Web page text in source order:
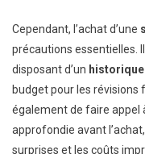
Cependant, l’achat d’une
précautions essentielles.
disposant d’un
budget pour les
également de faire appel
approfondie avant
surprises et les coûts